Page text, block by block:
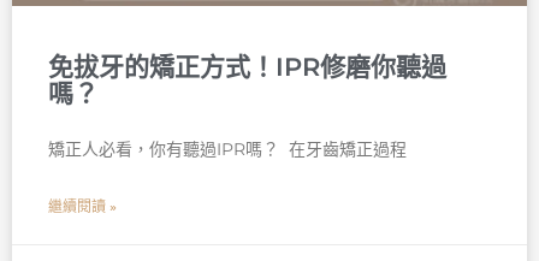
免拔牙的矯正方式！IPR修磨你聽過
嗎？
矯正人必看，你有聽過IPR嗎？ 󠀠 在牙齒矯正過程
繼續閱讀 »